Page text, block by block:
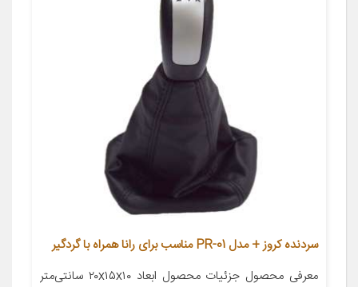
سردنده کروز + مدل PR-01 مناسب برای رانا همراه با گردگیر
معرفی محصول جزئیات محصول ابعاد ۲۰x۱۵x۱۰ سانتی‌متر